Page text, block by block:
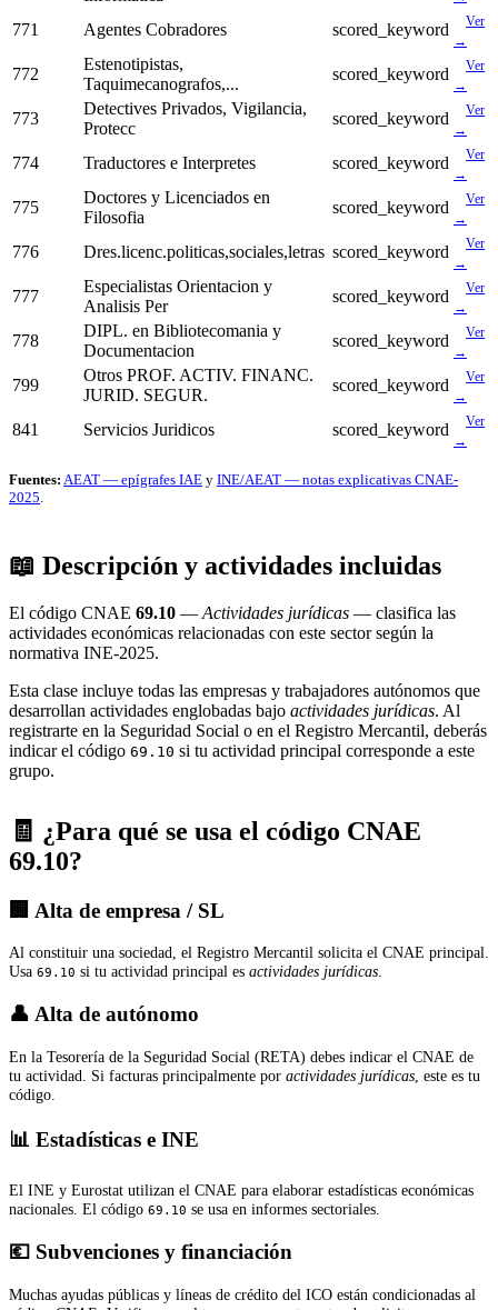
771 Agentes Cobradores scored_keyword
Ver
→
772
Estenotipistas,
Taquimecanografos,...
scored_keyword
Ver
→
773
Detectives Privados, Vigilancia,
Protecc
scored_keyword
Ver
→
774 Traductores e Interpretes scored_keyword
Ver
→
775
Doctores y Licenciados en
Filosofia
scored_keyword
Ver
→
776 Dres.licenc.politicas,sociales,letras scored_keyword
Ver
→
777
Especialistas Orientacion y
Analisis Per
scored_keyword
Ver
→
778
DIPL. en Bibliotecomania y
Documentacion
scored_keyword
Ver
→
799
Otros PROF. ACTIV. FINANC.
JURID. SEGUR.
scored_keyword
Ver
→
841 Servicios Juridicos scored_keyword
Ver
→
Fuentes: AEAT — epígrafes IAE y INE/AEAT — notas explicativas CNAE-
2025
📖 Descripción y actividades incluidas
El código CNAE 69.10 — Actividades jurídicas — clasifica las
actividades económicas relacionadas con este sector según la
normativa INE-2025.
Esta clase incluye todas las empresas y trabajadores autónomos que
desarrollan actividades englobadas bajo actividades jurídicas. Al
registrarte en la Seguridad Social o en el Registro Mercantil, deberás
indicar el código 69.10 si tu actividad principal corresponde a este
grupo.
🧾 ¿Para qué se usa el código CNAE
69.10?
🏢 Alta de empresa / SL
Al constituir una sociedad, el Registro Mercantil solicita el CNAE principal.
Usa 69.10 si tu actividad principal es actividades jurídicas.
👤 Alta de autónomo
En la Tesorería de la Seguridad Social (RETA) debes indicar el CNAE de
tu actividad. Si facturas principalmente por actividades jurídicas , este es tu
código.
📊 Estadísticas e INE
El INE y Eurostat utilizan el CNAE para elaborar estadísticas económicas
nacionales. El código 69.10 se usa en informes sectoriales.
💶 Subvenciones y financiación
Muchas ayudas públicas y líneas de crédito del ICO están condicionadas al